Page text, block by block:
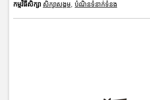
កម្មវិធីសិក្សា សិក្សាសង្គម, បំណិនទំនាក់ទំនង